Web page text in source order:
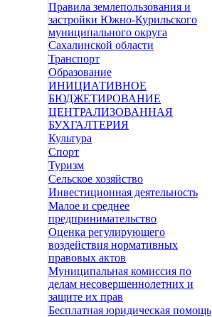
Правила землепользования и
застройки Южно-Курильского
муниципального округа
Сахалинской области
Транспорт
Образование
ИНИЦИАТИВНОЕ
БЮДЖЕТИРОВАНИЕ
ЦЕНТРАЛИЗОВАННАЯ
БУХГАЛТЕРИЯ
Культура
Спорт
Туризм
Сельское хозяйство
Инвестиционная деятельность
Малое и среднее
предпринимательство
Оценка регулирующего
воздействия нормативных
правовых актов
Муниципальная комиссия по
делам несовершеннолетних и
защите их прав
Бесплатная юридическая помощь